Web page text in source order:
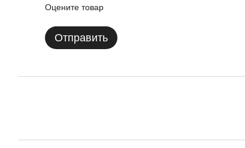
Оцените товар
Отправить